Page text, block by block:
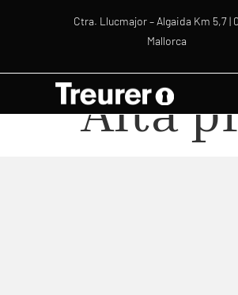
Ctra. Llucmajor – Algaida Km 5,7 |
Mallorca
Alta